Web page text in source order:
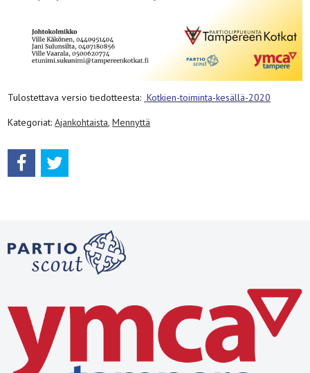
Tulostettava versio tiedotteesta: Kotkien-toiminta-kesällä-2020
Kategoriat:Ajankohtaista,Mennyttä